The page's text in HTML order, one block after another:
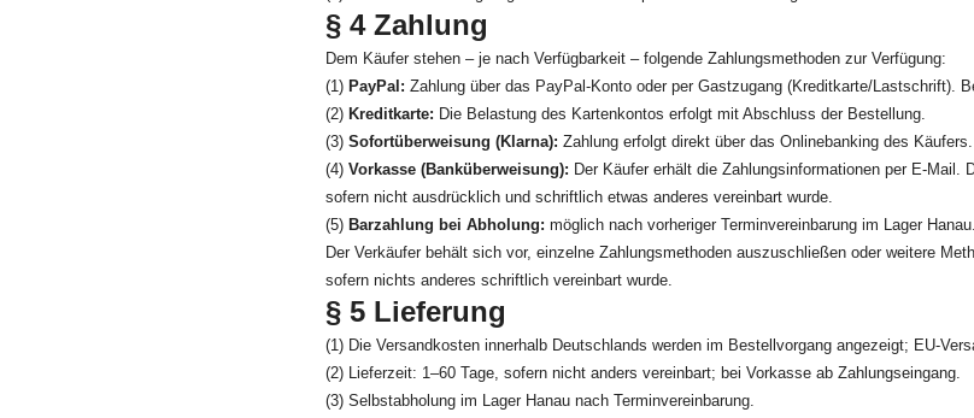
§ 4 Zahlung
Dem Käufer stehen – je nach Verfügbarkeit – folgende Zahlungsmethoden zur Verfügung:
(1) PayPal: Zahlung über das PayPal-Konto oder per Gastzugang (Kreditkarte/Lastschrift).
(2) Kreditkarte: Die Belastung des Kartenkontos erfolgt mit Abschluss der Bestellung.
(3) Sofortüberweisung (Klarna): Zahlung erfolgt direkt über das Onlinebanking des Käufers.
(4) Vorkasse (Banküberweisung): Der Käufer erhält die Zahlungsinformationen per E-
sofern nicht ausdrücklich und schriftlich etwas anderes vereinbart wurde.
(5) Barzahlung bei Abholung: möglich nach vorheriger Terminvereinbarung im Lager Hanau.
Der Verkäufer behält sich vor, einzelne Zahlungsmethoden auszuschließen oder weitere
sofern nichts anderes schriftlich vereinbart wurde.
§ 5 Lieferung
(1) Die Versandkosten innerhalb Deutschlands werden im Bestellvorgang angezeigt; EU-
(2) Lieferzeit: 1–60 Tage, sofern nicht anders vereinbart; bei Vorkasse ab Zahlungseingang.
(3) Selbstabholung im Lager Hanau nach Terminvereinbarung.